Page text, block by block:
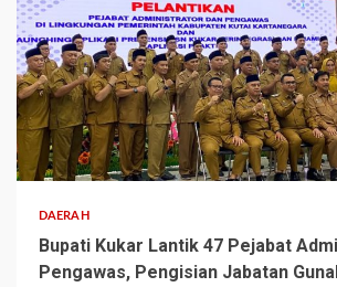
3 min read
DAERAH
Bupati Kukar Lantik 47 Pejabat
Pengawas, Pengisian Jabatan